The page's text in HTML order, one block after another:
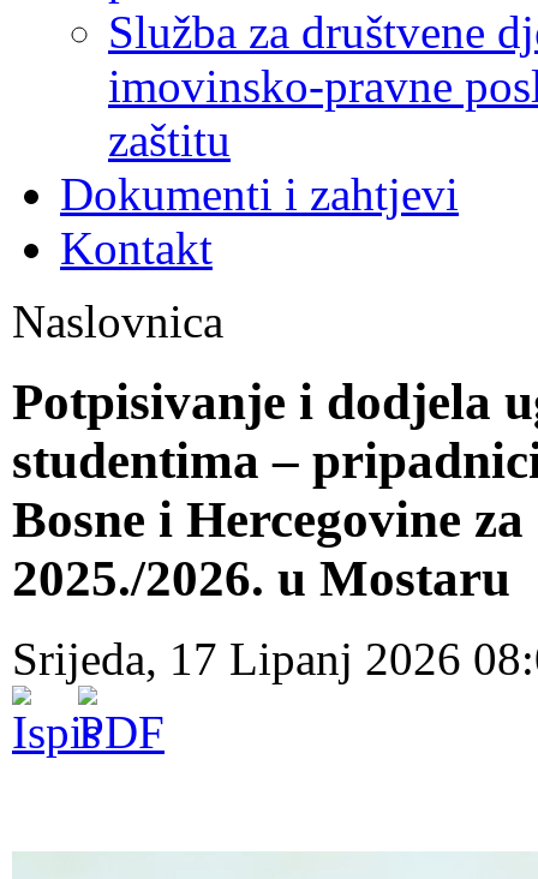
Služba za društvene
imovinsko-pravne
zaštitu
Dokumenti i zahtjevi
Kontakt
Naslovnica
Potpisivanje i dodjela
studentima –
Bosne i Hercegovine
2025./2026. u Mostaru
Srijeda, 17 Lipanj 2026